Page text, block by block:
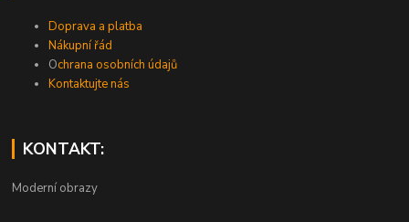
Doprava a platba
Nákupní řád
Ochrana osobních údajů
Kontaktujte nás
KONTAKT:
Moderní obrazy